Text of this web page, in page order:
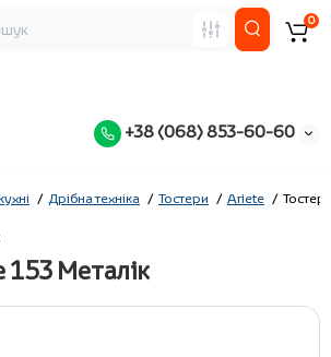
+38 (068) 853-60-60
0
Дрібна техніка Тостери Ariete Тостер
153 Металік